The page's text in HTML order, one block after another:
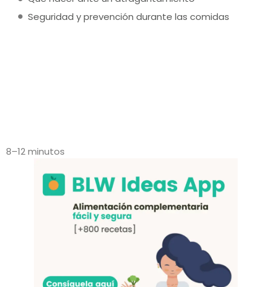
Seguridad y prevención durante las comidas
8–12 minutos